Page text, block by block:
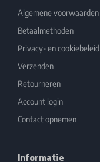
Algemene voorwaarden
Betaalmethoden
Privacy- en cookiebeleid
Verzenden
Retourneren
Account login
Contact opnemen
Informatie